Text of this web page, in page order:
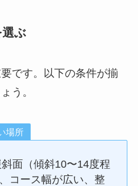
ぶ
です。以下の条件が揃
う。
場所
斜面（傾斜10〜14度程
コース幅が広い、整